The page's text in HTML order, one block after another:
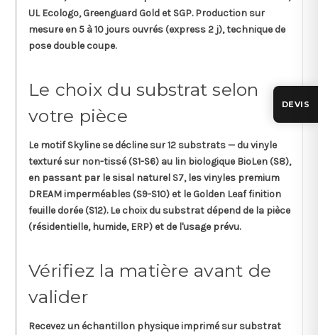
UL Ecologo, Greenguard Gold et SGP. Production sur
mesure en 5 à 10 jours ouvrés (express 2 j), technique de
posedouble coupe.
Le choix du substrat selon
votre pièce
Le motif Skyline se décline sur12 substrats— du vinyle
texturé sur non-tissé (S1-S6) au lin biologique BioLen (S8),
en passant par le sisal naturel S7, les vinyles premium
DREAM imperméables (S9-S10) et le Golden Leaf finition
feuille dorée (S12). Le choix du substrat dépend de la pièce
(résidentielle, humide, ERP) et de l'usage prévu.
Vérifiez la matière avant de
valider
Recevez un échantillon physiqueimprimé sur substrat
DEVIS